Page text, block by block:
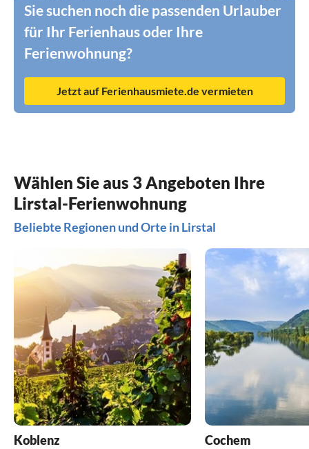
Sie suchen noch die passenden Urlauber
für Ihr Ferienhaus oder Ihre
Ferienwohnung?
Jetzt auf Ferienhausmiete.de vermieten
Wählen Sie aus 3 Angeboten Ihre
Lirstal-Ferienwohnung
Beliebte Regionen und Orte in Lirstal
Koblenz Cochem